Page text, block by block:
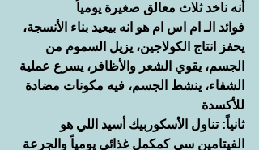
أنه ناخد ثلاث معالق صغيرة يومياُ
فوائد الـ ام اس ام هو انه بيعيد بناء الأنسجة،
يحفز انتاج الكولاجين، يزيل السموم من
الجسم، يقوي الشعر والأظافر، يسرع عملية
الشفاء، ينشط الجسم، فيه مكونات مضادة
للأكسدة
ثانياً: تناول الأسكوربيك أسيد اللي هو
الفيتامين سي كمكمل غذائي يومياً والجرعة